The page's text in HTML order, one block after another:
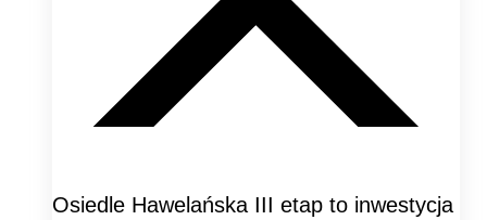
Osiedle Hawelańska III etap to inwestycja